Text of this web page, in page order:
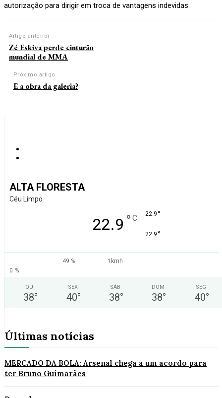
autorização para dirigir em troca de vantagens indevidas.
Artigo anterior
Zé Eskiva perde cinturão
mundial de MMA
Próximo artigo
E a obra da galeria?
ALTA FLORESTA
Céu Limpo
22.9 ° C 22.9 °
22.9 °
49 %
1kmh
0 %
QUI
38°
SEX
40°
SÁB
38°
DOM
38°
SEG
40°
Últimas notícias
MERCADO DA BOLA: Arsenal chega a um acordo para
ter Bruno Guimarães